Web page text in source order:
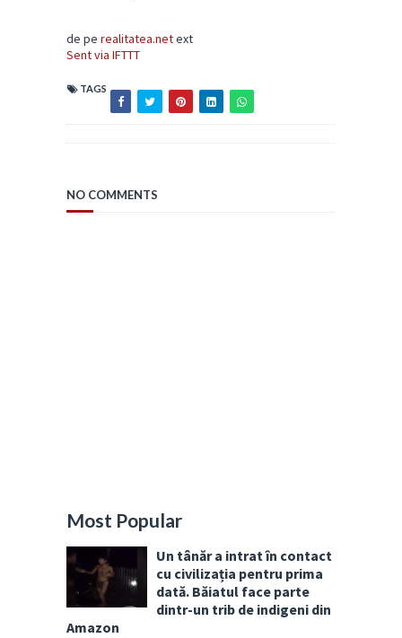
de pe realitatea.netext
Sent via IFTTT
TAGS
NO COMMENTS
Most Popular
Un tânăr a intrat în contact
cu civilizația pentru prima
dată. Băiatul face parte
dintr-un trib de indigeni din
Amazon